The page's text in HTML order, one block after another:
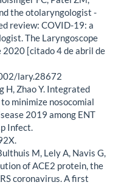
the otolaryngologist -
review: COVID-19: a
The Laryngoscope
[citado 4 de abril de
lary.28672
H, Zhao Y. Integrated
minimize nosocomial
2019 among ENT
Infect.
M, Lely A, Navis G,
of ACE2 protein, the
coronavirus. A first